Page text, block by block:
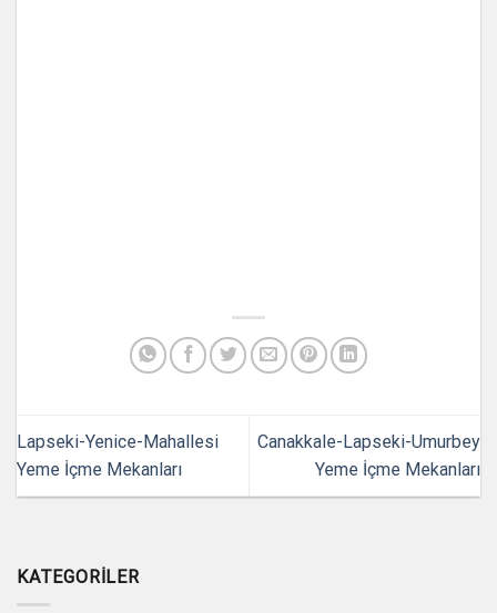
Lapseki-Yenice-Mahallesi
Yeme İçme Mekanları
Canakkale-Lapseki-Umurbey
Yeme İçme Mekanları
KATEGORILER